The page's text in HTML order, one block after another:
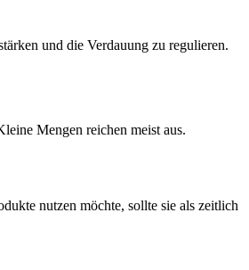
und die Verdauung zu regulieren.
Mengen reichen meist aus.
nutzen möchte, sollte sie als zeitlich